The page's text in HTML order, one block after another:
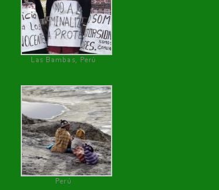
Las Bambas, Perú
Perú